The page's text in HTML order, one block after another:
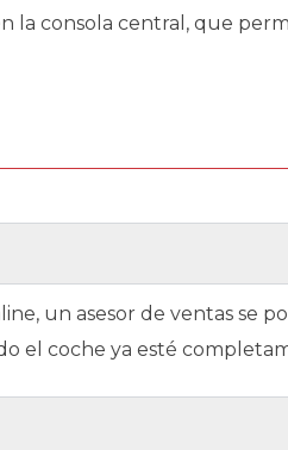
consola central, que
un asesor de ventas se
el coche ya esté